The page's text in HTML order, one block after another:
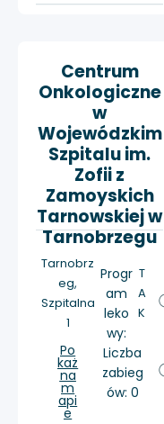
Centrum
Onkologiczne
w
Wojewódzkim
Szpitalu im.
Zofii z
Zamoyskich
Tarnowskiej w
Tarnobrzegu
Tarnobrz
eg,
Szpitalna
1
Po
każ
na
m
api
e
Progr
am
leko
wy:
T
A
K
Liczba
zabieg
ów: 0